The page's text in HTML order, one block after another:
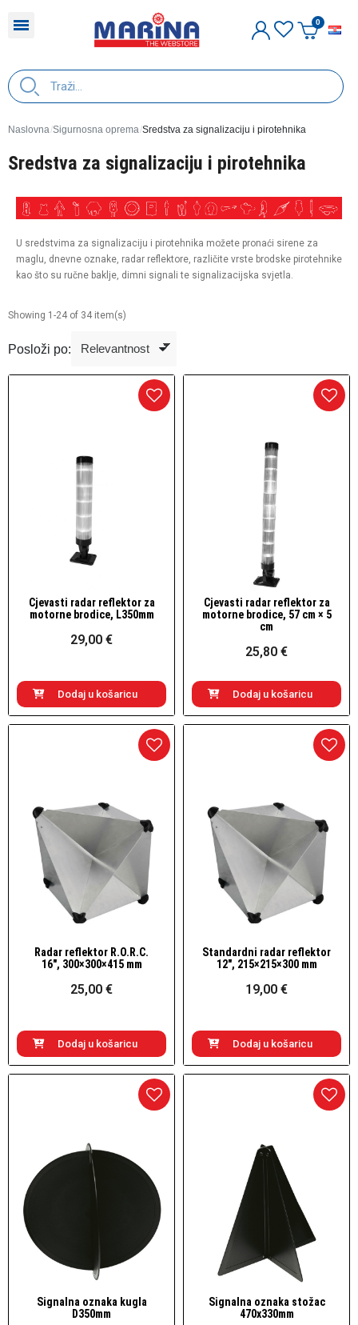
Naslovna Sigurnosna oprema Sredstva za signalizaciju i pirotehnika
Sredstva za signalizaciju i pirotehnika
U sredstvima za signalizaciju i pirotehnika možete pronaći sirene za
maglu, dnevne oznake, radar reflektore, različite vrste brodske pirotehnike
kao što su ručne baklje, dimni signali te signalizacijska svjetla.
Showing 1-24 of 34 item(s)
Posloži po:
Brzi pogled
Cjevasti radar reflektor za
motorne brodice, L350mm
29,00 €
Dodaj u košaricu
Brzi pogled
Cjevasti radar reflektor za
motorne brodice, 57 cm × 5
cm
25,80 €
Dodaj u košaricu
Brzi pogled
Radar reflektor R.O.R.C.
16", 300×300×415 mm
25,00 €
Dodaj u košaricu
Brzi pogled
Standardni radar reflektor
12", 215×215×300 mm
19,00 €
Dodaj u košaricu
Brzi pogled
Signalna oznaka kugla
D350mm
Brzi pogled
Signalna oznaka stožac
470x330mm